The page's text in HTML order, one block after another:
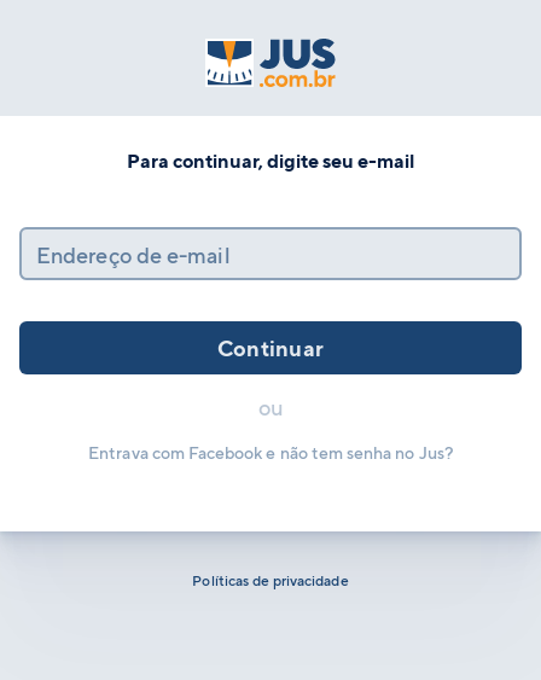
Para continuar, digite seu e-mail
Endereço de e-mail
Continuar
ou
Entrava com Facebook e não tem senha no Jus?
Políticas de privacidade